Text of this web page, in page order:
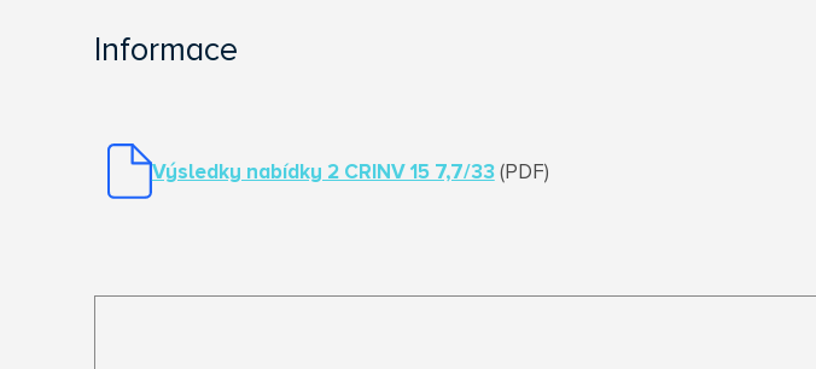
Informace
Výsledky nabídky 2 CRINV 15 7,7/33(PDF)